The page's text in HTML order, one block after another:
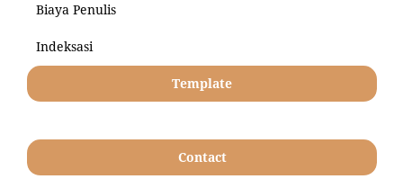
Biaya Penulis
Indeksasi
Template
Contact